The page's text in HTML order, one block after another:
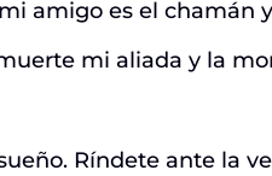
amigo es el chamán
mi aliada y la
Ríndete ante la